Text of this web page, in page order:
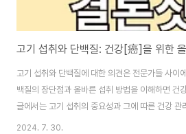
고기 섭취와 단백질: 건강[癌]을 위한
고기 섭취와 단백질에 대한 의견은 전문가들 사이
백질의 장단점과 올바른 섭취 방법을 이해하면 건
글에서는 고기 섭취의 중요성과 그에 따른 건강 관
부제: 동물성 단백질, 어떻게 먹어야 건강할까? 이
2024. 7. 30.